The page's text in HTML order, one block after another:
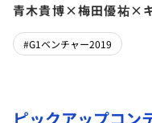
青木貴博×梅田優祐×
#G1ベンチャー2019